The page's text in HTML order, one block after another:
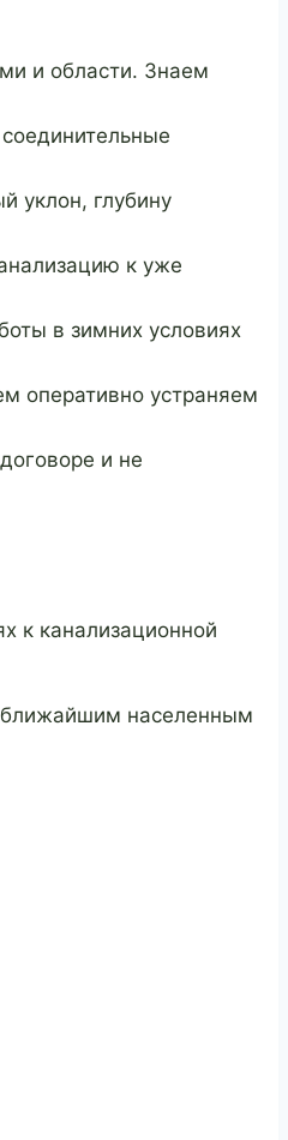
и области. Знаем
уклон, глубину
к уже
в зимних условиях
оперативно устраняем
и не
к канализационной
ближайшим населенным